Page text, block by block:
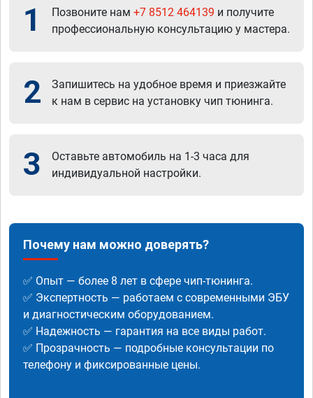
1 Позвоните нам +7 8512 464139 и получите
профессиональную консультацию у мастера.
2
Запишитесь на удобное время и приезжайте
к нам в сервис на установку чип тюнинга.
3
Оставьте автомобиль на 1-3 часа для
индивидуальной настройки.
Почему нам можно доверять?
✅ Опыт — более 8 лет в сфере чип-тюнинга.
✅ Экспертность — работаем с современными ЭБУ
и диагностическим оборудованием.
✅ Надежность — гарантия на все виды работ.
✅ Прозрачность — подробные консультации по
телефону и фиксированные цены.